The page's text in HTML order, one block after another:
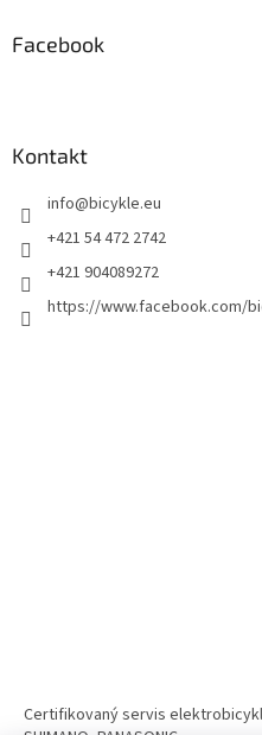
Facebook
Kontakt
info@bicykle.eu
+421 54 472 2742
+421 904089272
https://www.facebook.com/
Certifikovaný servis